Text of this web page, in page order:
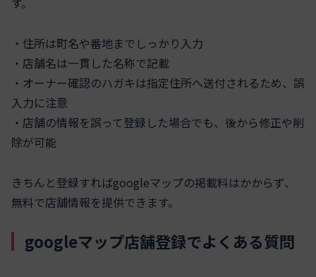
・住所は町名や番地までしっかり入力
・店舗名は一貫した名称で記載
・オーナー確認のハガキは指定住所へ送付されるため、誤
入力に注意
・店舗の情報を誤って登録した場合でも、後から修正や削
除が可能
きちんと登録すればgoogleマップの掲載料はかからず、
無料で店舗情報を提供できます。
googleマップ店舗登録でよくある質問